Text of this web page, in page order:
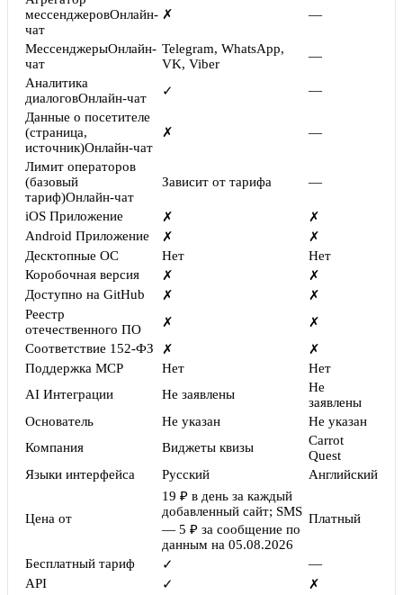
мессенджеровОнлайн-
чат
✗ —
МессенджерыОнлайн-
чат
Telegram, WhatsApp,
VK, Viber
—
Аналитика
диалоговОнлайн-чат ✓
—
Данные о посетителе
(страница,
источник)Онлайн-чат
✗ —
Лимит операторов
(базовый
тариф)Онлайн-чат
Зависит от тарифа —
iOS Приложение ✗
✗
Android Приложение
✗
✗
Десктопные ОС
Нет
Нет
Коробочная версия
✗
✗
Доступно на GitHub
✗
✗
Реестр
отечественного ПО
✗
✗
Соответствие 152-ФЗ
✗
✗
Поддержка MCP
Нет
Нет
AI Интеграции
Не заявлены
Не
заявлены
Основатель
Не указан
Не указан
Компания
Виджеты квизы
Carrot
Quest
Языки интерфейса
Русский Английский
Цена от
19 ₽ в день за каждый
добавленный сайт; SMS
— 5 ₽ за сообщение по
данным на 05.08.2026
Платный
Бесплатный тариф ✓
—
API
✓ ✗